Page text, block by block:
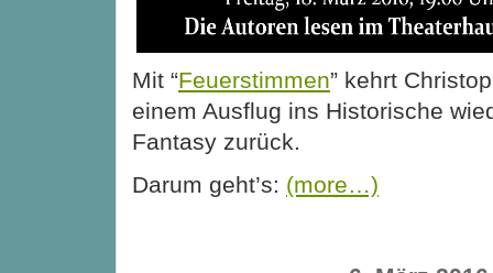
Mit “Feuerstimmen” kehrt
einem Ausflug ins Historische
Fantasy zurück.
Darum geht’s: (more…)